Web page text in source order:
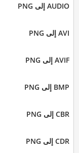
AUDIO إلى PNG
AVI إلى PNG
AVIF إلى PNG
BMP إلى PNG
CBR إلى PNG
CDR إلى PNG